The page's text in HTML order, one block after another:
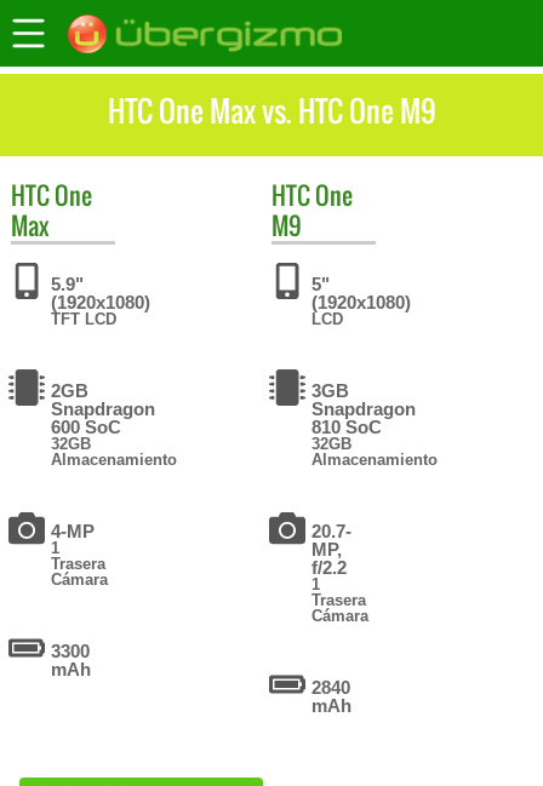
HTC One Max vs. HTC One M9
HTCOne
Max
5.9"
(1920x1080)
TFT LCD
2GB
Snapdragon
600 SoC
32GB
Almacenamiento
4-MP
1
Trasera
Cámara
3300
mAh
HTCOne
M9
5"
(1920x1080)
LCD
3GB
Snapdragon
810 SoC
32GB
Almacenamiento
20.7-
MP,
f/2.2
1
Trasera
Cámara
2840
mAh